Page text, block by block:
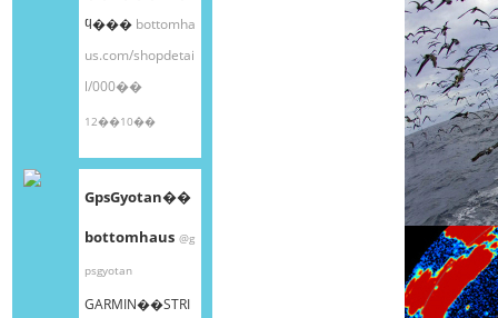
ϥ��� bottomha
us.com/shopdetai
l/000��
12��10��
GpsGyotan��
bottomhaus @g
psgyotan
GARMIN��STRI